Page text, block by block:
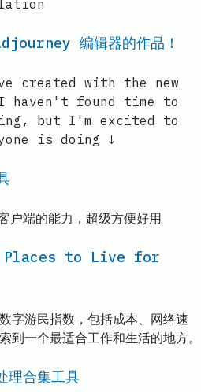
编辑器的作品！
created with the new
haven't found time to
but I'm excited to
is doing ↓
端的能力，超级方便好用
Places to Live for
字游民指数，包括成本、网络速
到一个最适合工作和生活的地方。
合集工具